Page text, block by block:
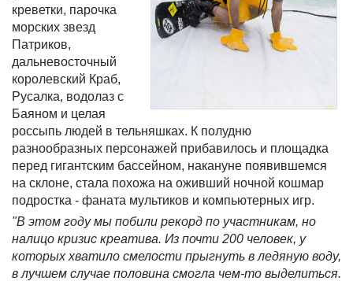
креветки, парочка
морских звезд
Патриков,
дальневосточный
королевский Краб,
Русалка, водолаз с
Баяном и целая
россыпь людей в тельняшках. К полудню
разнообразных персонажей прибавилось и площадка
перед гигантским бассейном, накануне появившемся
на склоне, стала похожа на оживший ночной кошмар
подростка - фаната мультиков и компьютерных игр.
"В этом году мы побили рекорд по участникам, но
налицо кризис креатива. Из почти 200 человек, у
которых хватило смелости прыгнуть в ледяную воду,
в лучшем случае половина смогла чем-то выделиться.